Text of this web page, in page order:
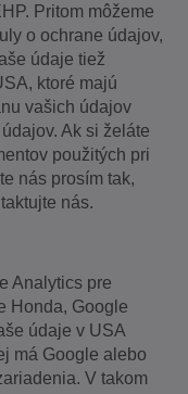
Pritom môžeme
o ochrane údajov,
údaje tiež
ktoré majú
vašich údajov
Ak si želáte
použitých pri
nás prosím tak,
nás.
Analytics pre
Honda, Google
údaje v USA
má Google alebo
V takom